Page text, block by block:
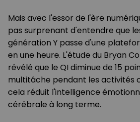
Mais avec l'essor de l'ère
pas surprenant d'entendre que
génération Y passe d'une
en une heure. L'étude du Bryan
révélé que le QI diminue de 15
multitâche pendant les activités
cela réduit l'intelligence
cérébrale à long terme.